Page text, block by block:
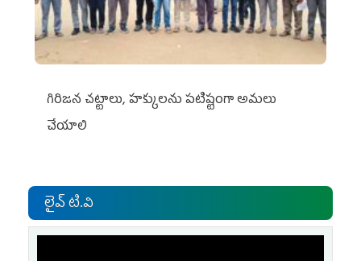
గిరిజన చట్టాలు, హక్కులను పటిష్టంగా అమలు
చేయాలి
లైవ్ టి.వి